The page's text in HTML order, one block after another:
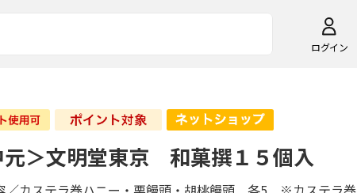
ログイン
元＞文明堂東京 和菓撰１５個入